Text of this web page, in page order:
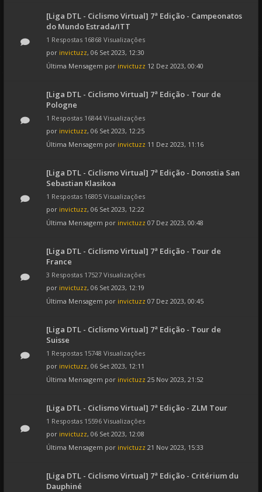
[Liga DTL - Ciclismo Virtual] 7ª Edição - Campeonatos
do Mundo Estrada/ITT
1 Respostas 16868 Visualizações
por invictuzz, 06 Set 2023, 12:30
Última Mensagem por invictuzz 12 Dez 2023, 00:40
[Liga DTL - Ciclismo Virtual] 7ª Edição - Tour de
Pologne
1 Respostas 16844 Visualizações
por invictuzz, 06 Set 2023, 12:25
Última Mensagem por invictuzz 11 Dez 2023, 11:16
[Liga DTL - Ciclismo Virtual] 7ª Edição - Donostia San
Sebastian Klasikoa
1 Respostas 16805 Visualizações
por invictuzz, 06 Set 2023, 12:22
Última Mensagem por invictuzz 07 Dez 2023, 00:48
[Liga DTL - Ciclismo Virtual] 7ª Edição - Tour de
France
3 Respostas 17527 Visualizações
por invictuzz, 06 Set 2023, 12:19
Última Mensagem por invictuzz 07 Dez 2023, 00:45
[Liga DTL - Ciclismo Virtual] 7ª Edição - Tour de
Suisse
1 Respostas 15748 Visualizações
por invictuzz, 06 Set 2023, 12:11
Última Mensagem por invictuzz 25 Nov 2023, 21:52
[Liga DTL - Ciclismo Virtual] 7ª Edição - ZLM Tour
1 Respostas 15596 Visualizações
por invictuzz, 06 Set 2023, 12:08
Última Mensagem por invictuzz 21 Nov 2023, 15:33
[Liga DTL - Ciclismo Virtual] 7ª Edição - Critérium du
Dauphiné